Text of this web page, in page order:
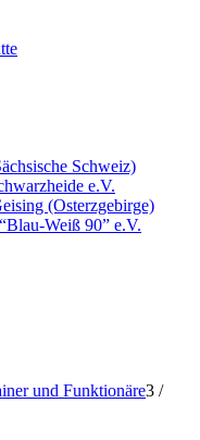
Schweiz)
e.V.
(Osterzgebirge)
Weiß 90” e.V.
und Funktionäre3 /